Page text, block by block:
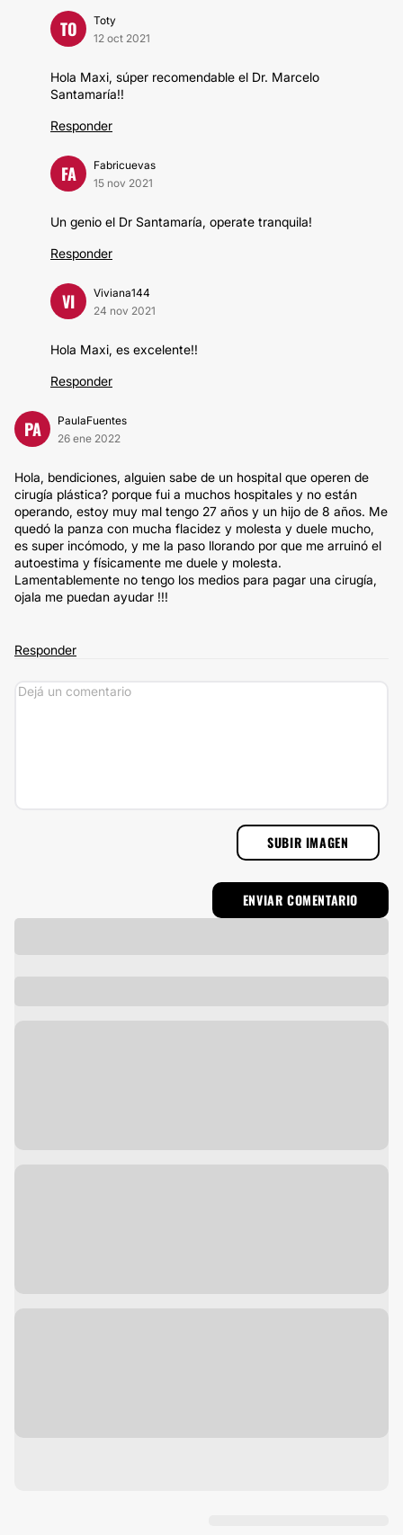
TO
Toty
12 oct 2021
Hola Maxi, súper recomendable el Dr. Marcelo
Santamaría!!
Responder
FA
Fabricuevas
15 nov 2021
Un genio el Dr Santamaría, operate tranquila!
Responder
VI
Viviana144
24 nov 2021
Hola Maxi, es excelente!!
Responder
PA
PaulaFuentes
26 ene 2022
Hola, bendiciones, alguien sabe de un hospital que operen de
cirugía plástica? porque fui a muchos hospitales y no están
operando, estoy muy mal tengo 27 años y un hijo de 8 años. Me
quedó la panza con mucha flacidez y molesta y duele mucho,
es super incómodo, y me la paso llorando por que me arruinó el
autoestima y físicamente me duele y molesta.
Lamentablemente no tengo los medios para pagar una cirugía,
ojala me puedan ayudar !!!
Responder
SUBIR IMAGEN